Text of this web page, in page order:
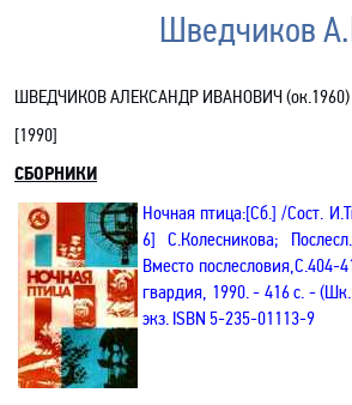
Шведчиков
ШВЕДЧИКОВ АЛЕКСАНДР ИВАНОВИЧ (ок.1960)
[1990]
СБОРНИКИ
Ночная птица:[Сб.] /Сост.
6] С.Колесникова;
Вместо
гвардия, 1990. - 416 с. -
экз. ISBN 5-235-01113-9